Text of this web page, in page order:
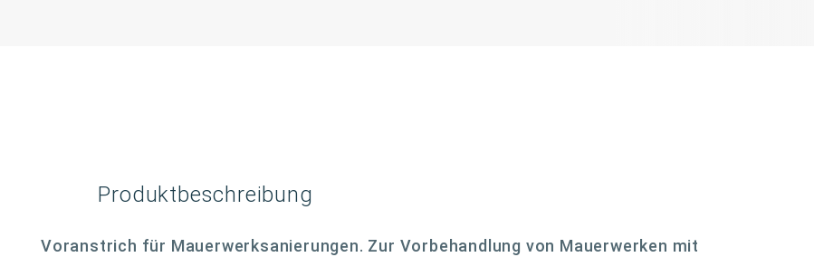
Produktbeschreibung
Voranstrich für Mauerwerksanierungen. Zur Vorbehandlung von Mauerwerken mit